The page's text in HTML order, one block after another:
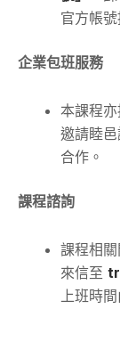
官方帳號
企業包班服務
本課程
邀請睦
合作。
課程諮詢
課程相
來信至
上班時